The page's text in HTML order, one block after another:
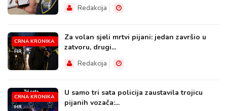
Redakcija
CRNA KRONIKA
HR
Za volan sjeli mrtvi pijani: jedan završio u
zatvoru, drugi...
Redakcija
CRNA KRONIKA
HR
U samo tri sata policija zaustavila trojicu
pijanih vozača:...